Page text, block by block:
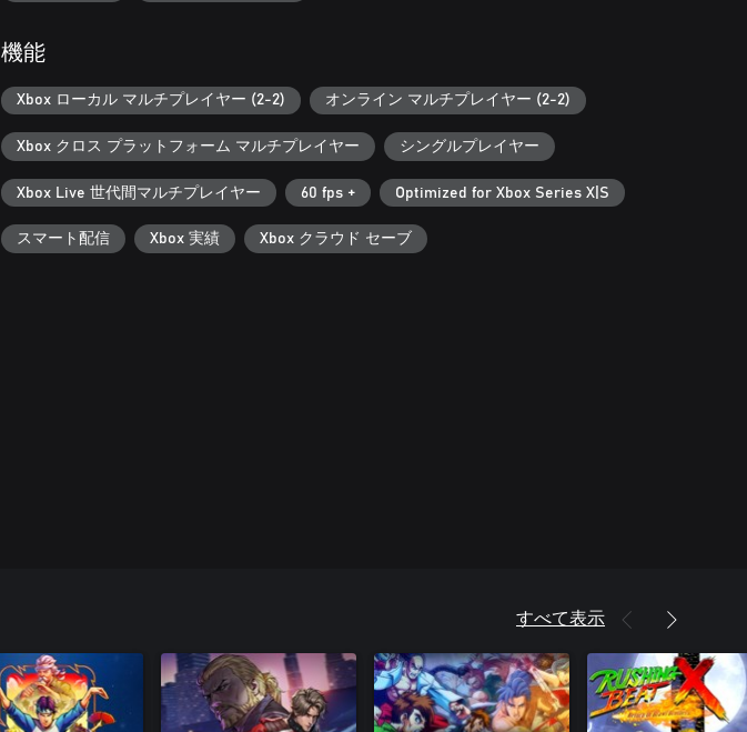
機能
Xbox ローカル マルチプレイヤー (2-2) オンライン マルチプレイヤー (2-2)
Xbox クロス プラットフォーム マルチプレイヤー シングルプレイヤー
Xbox Live 世代間マルチプレイヤー 60 fps + Optimized for Xbox Series X|S
スマート配信 Xbox 実績 Xbox クラウド セーブ
すべて表示